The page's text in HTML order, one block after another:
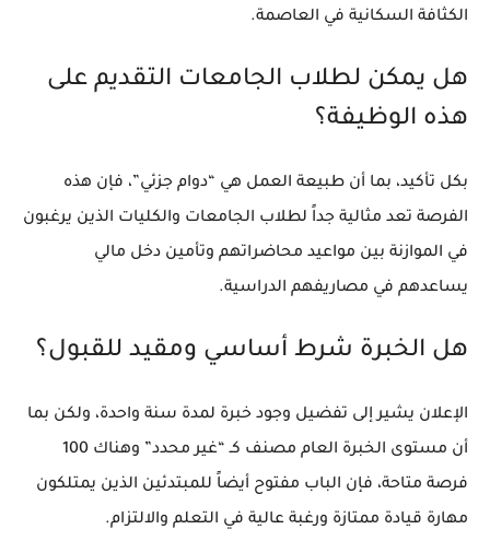
الكثافة السكانية في العاصمة.
هل يمكن لطلاب الجامعات التقديم على
هذه الوظيفة؟
بكل تأكيد، بما أن طبيعة العمل هي “دوام جزئي”، فإن هذه
الفرصة تعد مثالية جداً لطلاب الجامعات والكليات الذين يرغبون
في الموازنة بين مواعيد محاضراتهم وتأمين دخل مالي
يساعدهم في مصاريفهم الدراسية.
هل الخبرة شرط أساسي ومقيد للقبول؟
الإعلان يشير إلى تفضيل وجود خبرة لمدة سنة واحدة، ولكن بما
أن مستوى الخبرة العام مصنف كـ “غير محدد” وهناك 100
فرصة متاحة، فإن الباب مفتوح أيضاً للمبتدئين الذين يمتلكون
مهارة قيادة ممتازة ورغبة عالية في التعلم والالتزام.